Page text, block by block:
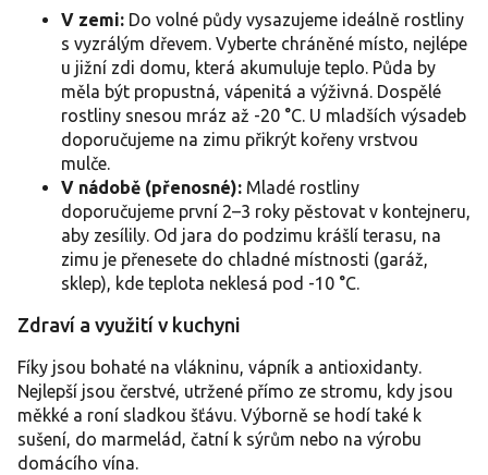
V zemi: Do volné půdy vysazujeme ideálně rostliny
s vyzrálým dřevem. Vyberte chráněné místo, nejlépe
u jižní zdi domu, která akumuluje teplo. Půda by
měla být propustná, vápenitá a výživná. Dospělé
rostliny snesou mráz až -20 °C. U mladších výsadeb
doporučujeme na zimu přikrýt kořeny vrstvou
mulče.
V nádobě (přenosné): Mladé rostliny
doporučujeme první 2–3 roky pěstovat v kontejneru,
aby zesílily. Od jara do podzimu krášlí terasu, na
zimu je přenesete do chladné místnosti (garáž,
sklep), kde teplota neklesá pod -10 °C.
Zdraví a využití v kuchyni
Fíky jsou bohaté na vlákninu, vápník a antioxidanty.
Nejlepší jsou čerstvé, utržené přímo ze stromu, kdy jsou
měkké a roní sladkou šťávu. Výborně se hodí také k
sušení, do marmelád, čatní k sýrům nebo na výrobu
domácího vína.